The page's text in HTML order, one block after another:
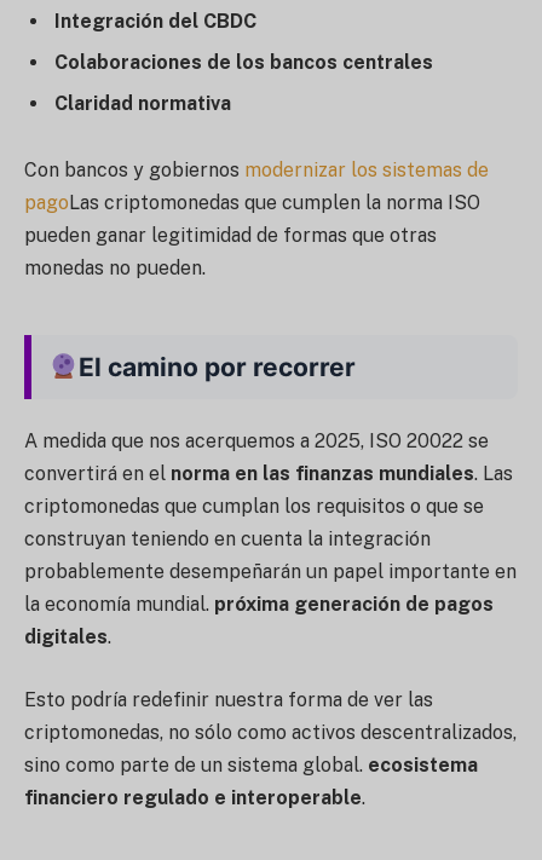
Integración del CBDC
Colaboraciones de los bancos centrales
Claridad normativa
Con bancos y gobiernos modernizar los sistemas de
pago Las criptomonedas que cumplen la norma ISO
pueden ganar legitimidad de formas que otras
monedas no pueden.
El camino por recorrer
A medida que nos acerquemos a 2025, ISO 20022 se
convertirá en el norma en las finanzas mundiales. Las
criptomonedas que cumplan los requisitos o que se
construyan teniendo en cuenta la integración
probablemente desempeñarán un papel importante en
la economía mundial. próxima generación de pagos
digitales.
Esto podría redefinir nuestra forma de ver las
criptomonedas, no sólo como activos descentralizados,
sino como parte de un sistema global. ecosistema
financiero regulado e interoperable.